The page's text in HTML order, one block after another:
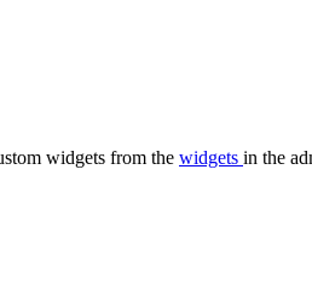
widgets from the widgets in the